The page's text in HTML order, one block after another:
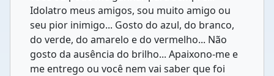
Idolatro meus amigos, sou muito amigo ou
seu pior inimigo... Gosto do azul, do branco,
do verde, do amarelo e do vermelho... Não
gosto da ausência do brilho... Apaixono-me e
me entrego ou você nem vai saber que foi